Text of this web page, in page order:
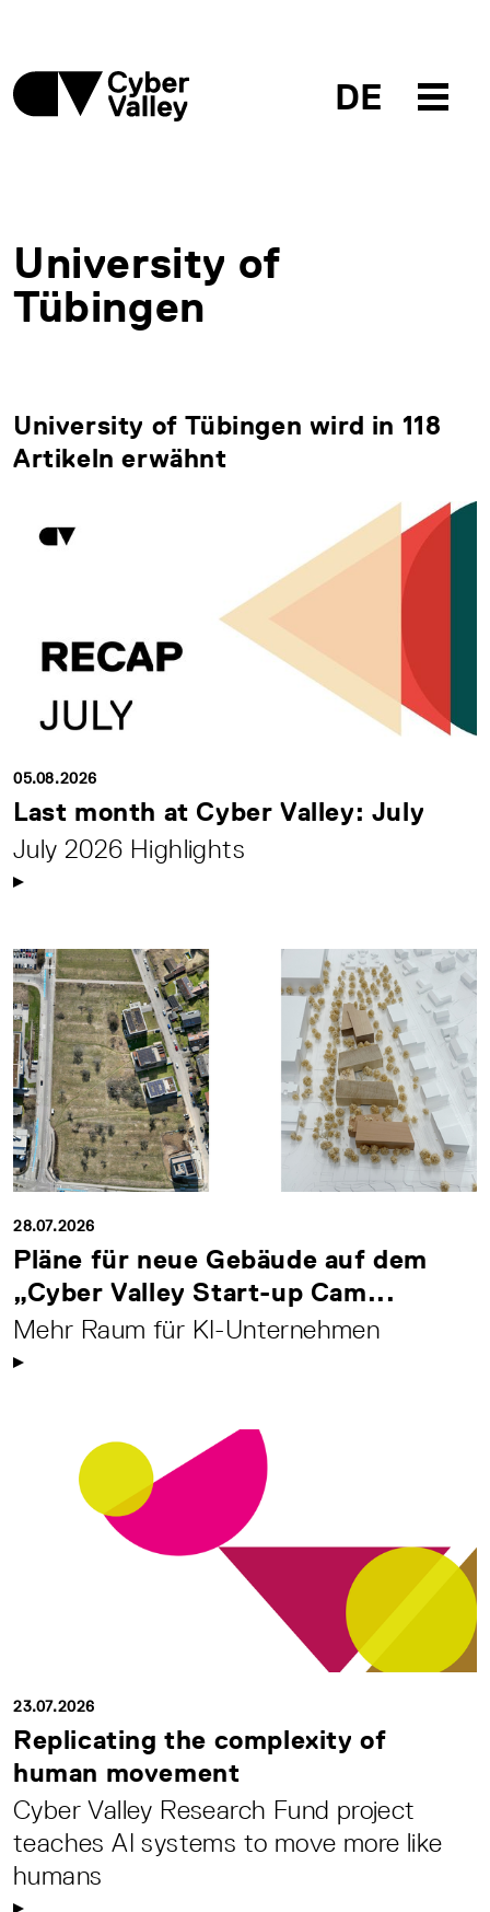
DE
University of
Tübingen
University of Tübingen wird in 118
Artikeln erwähnt
05.08.2026
Last month at Cyber Valley: July
July 2026 Highlights
28.07.2026
Pläne für neue Gebäude auf dem
„Cyber Valley Start-up Cam...
Mehr Raum für KI-Unternehmen
23.07.2026
Replicating the complexity of
human movement
Cyber Valley Research Fund project
teaches AI systems to move more like
humans